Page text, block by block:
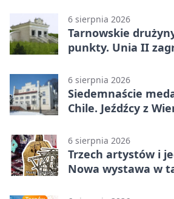
6 sierpnia 2026
Tarnowskie
punkty. Unia II
6 sierpnia 2026
Siedemnaście
Chile. Jeźdźcy z
6 sierpnia 2026
Trzech artystów i
Nowa wystawa w